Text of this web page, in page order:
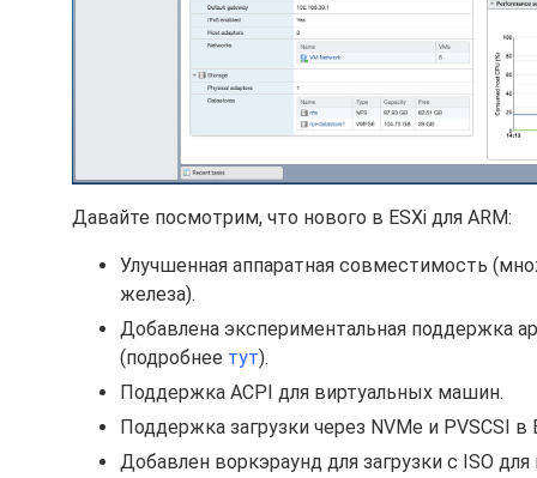
Давайте посмотрим, что нового в ESXi для ARM:
Улучшенная аппаратная совместимость
железа).
Добавлена экспериментальная поддержка
(подробнее тут).
Поддержка ACPI для виртуальных машин.
Поддержка загрузки через NVMe и PVSCSI в
Добавлен воркэраунд для загрузки с ISO